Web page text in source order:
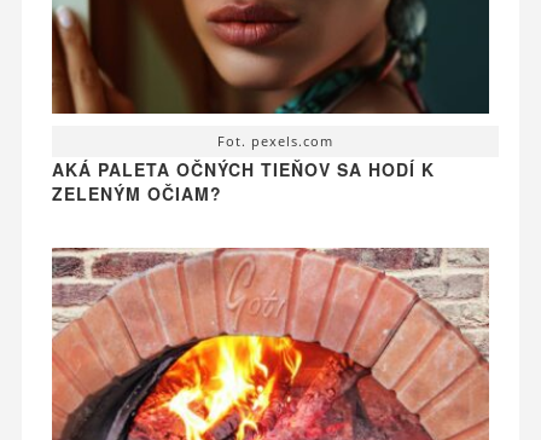
Fot. pexels.com
AKÁ PALETA OČNÝCH TIEŇOV SA HODÍ K
ZELENÝM OČIAM?